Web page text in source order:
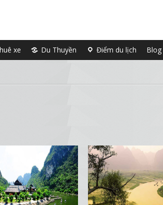
xe Du Thuyền Điểm du lịch Blog